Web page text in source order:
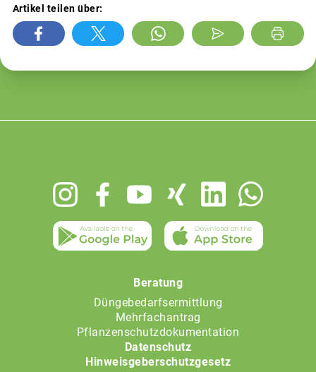
Artikel teilen über:
Beratung
Düngebedarfsermittlung
Mehrfachantrag
Pflanzenschutzdokumentation
Datenschutz
Hinweisgeberschutzgesetz